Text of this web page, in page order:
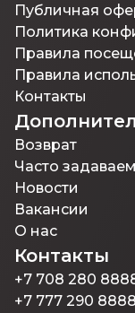
Публичная
Политика
Правила
Правила
Контакты
Возврат
Часто
Новости
Вакансии
О нас
Контакты
+7 708 280
+7 777 290